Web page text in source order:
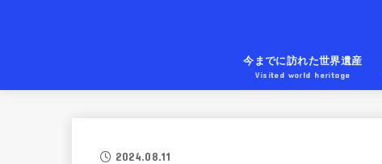
今までに訪れた世界遺産
Visited world heritage
2024.08.11